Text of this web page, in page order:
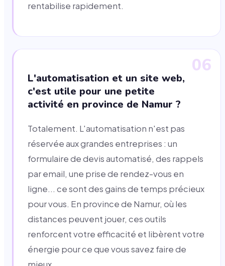
rentabilise rapidement.
06
L'automatisation et un site web,
c'est utile pour une petite
activité en province de Namur ?
Totalement. L'automatisation n'est pas
réservée aux grandes entreprises : un
formulaire de devis automatisé, des rappels
par email, une prise de rendez-vous en
ligne... ce sont des gains de temps précieux
pour vous. En province de Namur, où les
distances peuvent jouer, ces outils
renforcent votre efficacité et libèrent votre
énergie pour ce que vous savez faire de